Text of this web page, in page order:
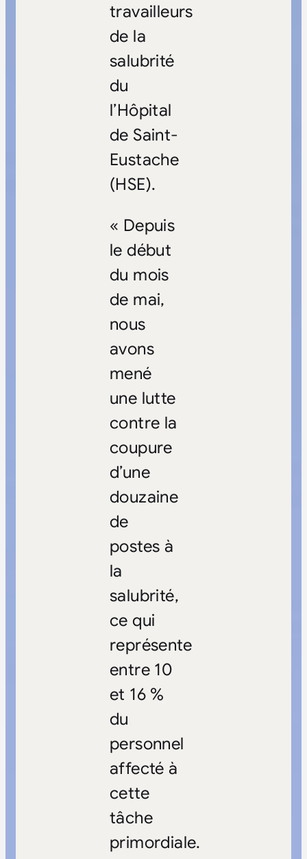
travailleurs
de la
salubrité
du
l’Hôpital
de Saint-
Eustache
(HSE).
« Depuis
le début
du mois
de mai,
nous
avons
mené
une lutte
contre la
coupure
d’une
douzaine
de
postes à
la
salubrité,
ce qui
représente
entre 10
et 16 %
du
personnel
affecté à
cette
tâche
primordiale.